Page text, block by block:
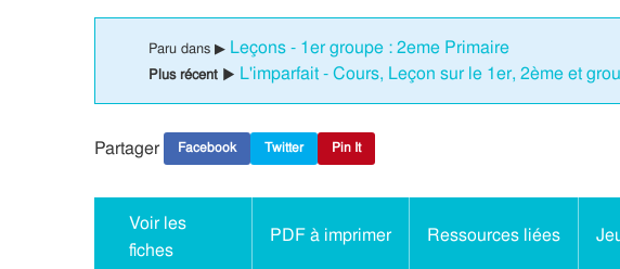
Paru dans ▶ Leçons - 1er groupe : 2eme Primaire
Plus récent ▶ L'imparfait - Cours, Leçon sur le 1er, 2ème et
Partager Facebook Twitter Pin It
Voir les
fiches
PDF à imprimer Ressources liées